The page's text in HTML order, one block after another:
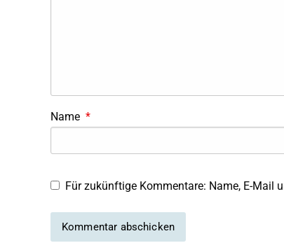
Name *
Für zukünftige Kommentare: Name, E-Mail